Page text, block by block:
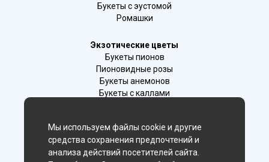
Букеты с эустомой
Ромашки
Экзотические цветы
Букеты пионов
Пионовидные розы
Букеты анемонов
Букеты с каллами
Лаванда
Гиацинты
Мы используем файлы cookie и другие
средства сохранения предпочтений и
анализа действий посетителей сайта.